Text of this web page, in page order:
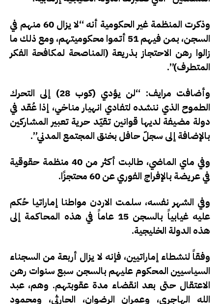
وذكرت المنظمة غير الحكومية أنه “لا يزال 60 منهم في
السجن، بمن فيهم 51 أتموا محكوميتهم، ومع ذلك ما
زالوا رهن الاحتجاز بذريعة (المناصحة لمكافحة الفكر
المتطرف)”.
وأضافت مرايف: “لن يؤدي (كوب 28) إلى التحرك
الطموح الذي ننشده لتفادي انهيار مناخي، إذا عُقد في
دولة مضيفة لديها قوانين تقيّد حرية تعبير المشاركين
بالإضافة إلى سجلّ حافل بخنق المجتمع المدني”.
وفي ماي الماضي، طالبت أكثر من 40 منظمة حقوقية
في عريضة بالإفراج الفوري عن 60 محتجزًا.
وفي الشهر نفسه، سلمت الاردن مواطنا إماراتيا حُكم
عليه غيابياً بالسجن 15 عاماً في هذه المحاكمة إلى
هذه الدولة الخليجية.
وفقاً لنشطاء إماراتيين، فإنه لا يزال أربعة من السجناء
السياسيين المحكوم عليهم بالسجن سبع سنوات رهن
الاعتقال حتى بعد انقضاء مدة عقوبتهم. وهم، عبد
الله الهاجري، وعمران الرضوان، الحارثي، ومحمود